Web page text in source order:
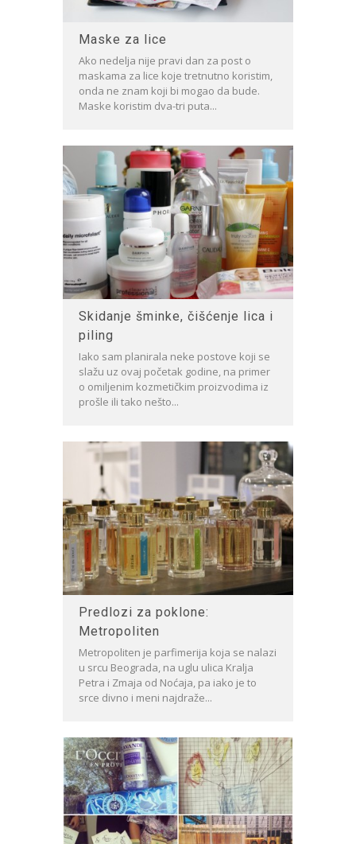
Maske za lice
Ako nedelja nije pravi dan za post o
maskama za lice koje tretnutno koristim,
onda ne znam koji bi mogao da bude.
Maske koristim dva-tri puta...
Skidanje šminke, čišćenje lica i
piling
Iako sam planirala neke postove koji se
slažu uz ovaj početak godine, na primer
o omiljenim kozmetičkim proizvodima iz
prošle ili tako nešto...
Predlozi za poklone:
Metropoliten
Metropoliten je parfimerija koja se nalazi
u srcu Beograda, na uglu ulica Kralja
Petra i Zmaja od Noćaja, pa iako je to
srce divno i meni najdraže...